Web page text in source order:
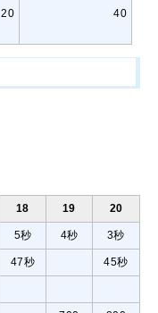
20 40
18 19 20
5秒 4秒 3秒
47秒 45秒